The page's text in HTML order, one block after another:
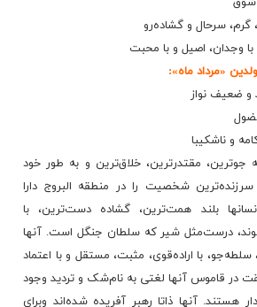
گرم‌، سرحال‌ و گشاده‌رو
با وجدان‌، اصیل‌ و با محبت‌
«مرداد ماه‌»:
و ضعیف‌ نواز
و ناشکیبا
جوترین‌، مقتدرترین‌، خلاق‌ترین‌ و به‌ طور خود
سرزنده‌ترین‌ شخصیت‌ را در منطقه‌ البروج‌ دارا
بلند همت‌ترین‌، گشاده‌ دست‌ترین‌، با
درست‌مثل‌ شیر که‌ سلطان‌ جنگل‌ است‌. آنها
با اراده‌قوی‌، مثبت‌، مستقل‌ و با اعتماد
در قاموس‌ آنها لغتی‌ به‌ نام‌شک‌ و تردید وجود
هستند. آنها ذاتا رهبر آفریده‌ شده‌اند وبرای‌